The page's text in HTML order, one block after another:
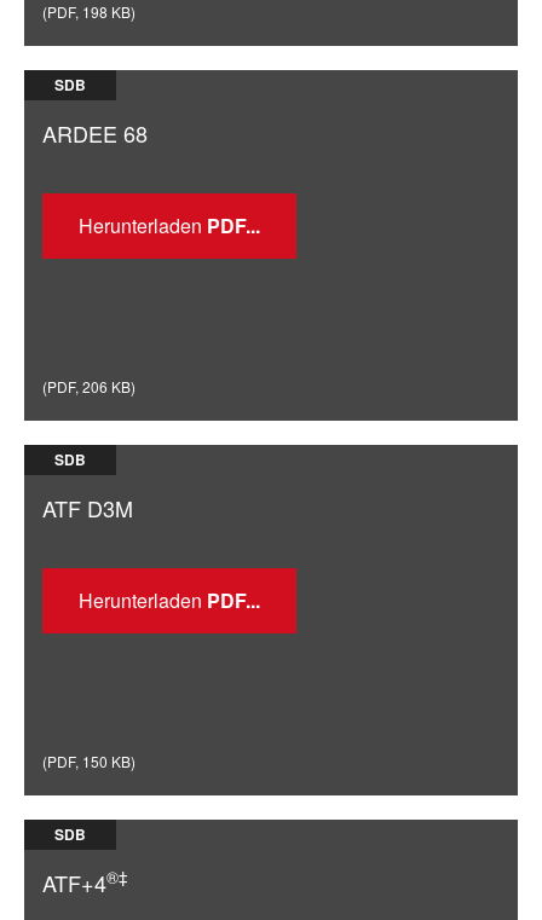
(PDF, 198 KB)
SDB
ARDEE 68
Herunterladen
(PDF, 206 KB)
SDB
ATF D3M
Herunterladen
(PDF, 150 KB)
SDB
ATF+4®‡